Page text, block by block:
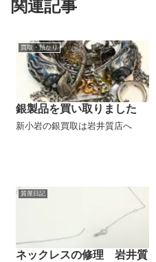
関連記事
買取・預かり
銀製品を買い取りました
新小岩の銀買取は岩井質店へ
質屋日記
ネックレスの修理 岩井質